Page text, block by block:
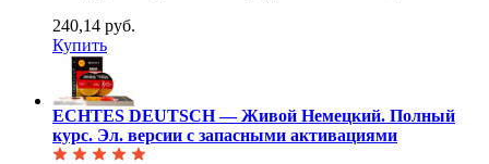
240,14 руб.
Купить
ECHTES DEUTSCH — Живой Немецкий. Полный
курс. Эл. версии с запасными активациями